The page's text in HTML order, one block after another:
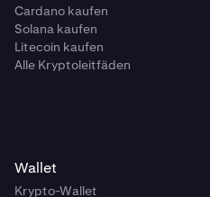
Cardano kaufen
Solana kaufen
Litecoin kaufen
Alle Kryptoleitfäden
Wallet
Krypto-Wallet